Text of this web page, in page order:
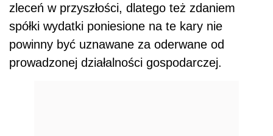
zleceń w przyszłości, dlatego też zdaniem
spółki wydatki poniesione na te kary nie
powinny być uznawane za oderwane od
prowadzonej działalności gospodarczej.